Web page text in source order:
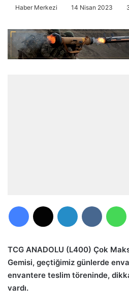
Haber Merkezi 14 Nisan 2023
TCG ANADOLU (L400) Çok
Gemisi, geçtiğimiz günlerde
envantere teslim töreninde,
vardı.